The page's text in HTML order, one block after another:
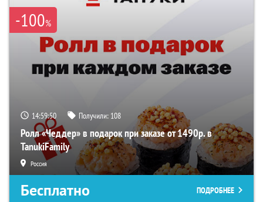
-100%
14:59:49 Получили: 108
Ролл «Чеддер» в подарок при заказе от 1490р. в
TanukiFamily
Россия
Бесплатно ПОДРОБНЕЕ